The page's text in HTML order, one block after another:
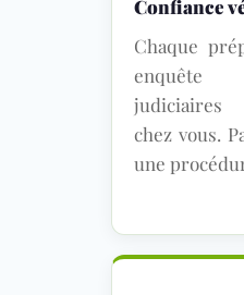
Confiance
Chaque
enquête
judiciaires
chez vous.
une